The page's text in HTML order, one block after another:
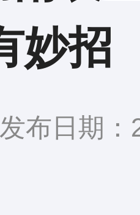
妙招
布日期：